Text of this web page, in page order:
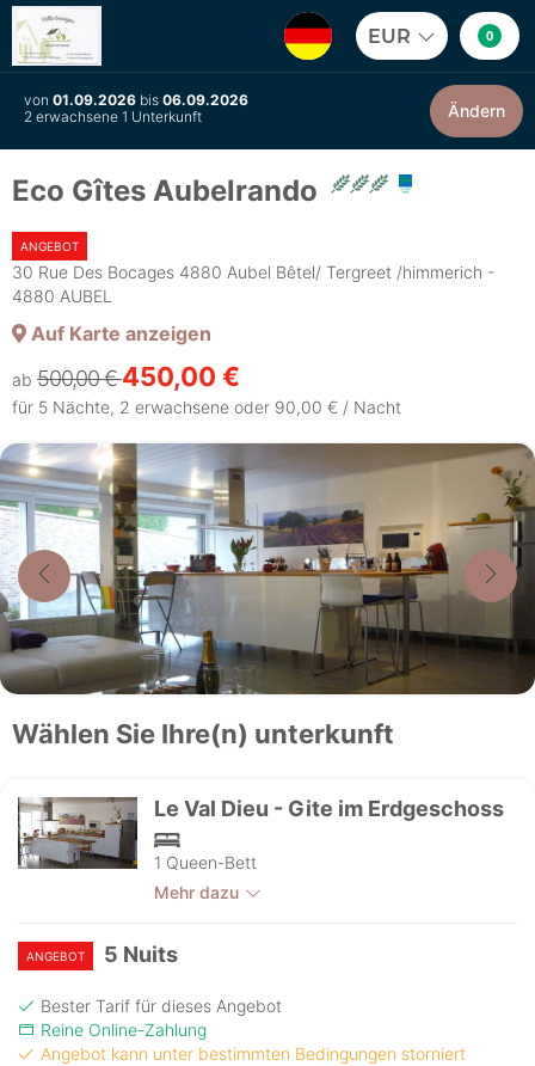
EUR 0
von 01.09.2026 bis 06.09.2026
2 erwachsene 1 Unterkunft
Ändern
Eco Gîtes Aubelrando
ANGEBOT
30 Rue Des Bocages 4880 Aubel Bêtel/ Tergreet /himmerich -
4880 AUBEL
Auf Karte anzeigen
ab 500,00 €450,00 €
für 5 Nächte, 2 erwachsene oder 90,00 € / Nacht
Wählen Sie Ihre(n) unterkunft
Le Val Dieu - Gite im Erdgeschoss
1 Queen-Bett
Mehr dazu
ANGEBOT 5 Nuits
Bester Tarif für dieses Angebot
Reine Online-Zahlung
Angebot kann unter bestimmten Bedingungen storniert